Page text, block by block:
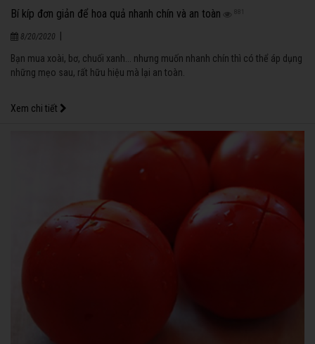
Bí kíp đơn giản để hoa quả nhanh chín và an toàn 881
8/20/2020
Bạn mua xoài, bơ, chuối xanh... nhưng muốn nhanh chín thì có thể áp dụng
những mẹo sau, rất hữu hiệu mà lại an toàn.
Xem chi tiết